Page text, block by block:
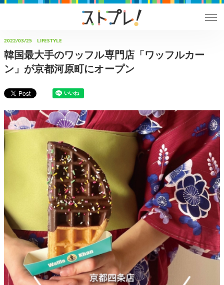
2022/03/25 LIFESTYLE
韓国最大手のワッフル専門店「ワッフルカー
ン」が京都河原町にオープン